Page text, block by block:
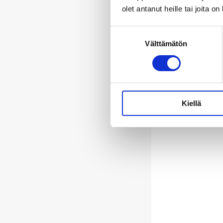
olet antanut heille tai joita
Välttämätön
Kiellä